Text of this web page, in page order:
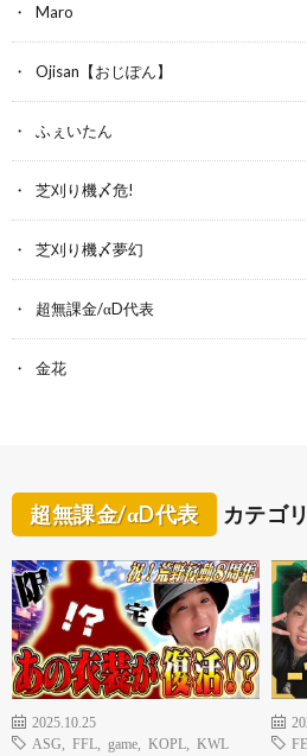
Maro
Ojisan【おじぽん】
ふぇいたん
芝刈り機〆危!
芝刈り機〆夢幻
超無課金/αD代表
金花
超無課金/αD代表 カテゴ
2025.10.25
ASG
FFL game KOPL KWL